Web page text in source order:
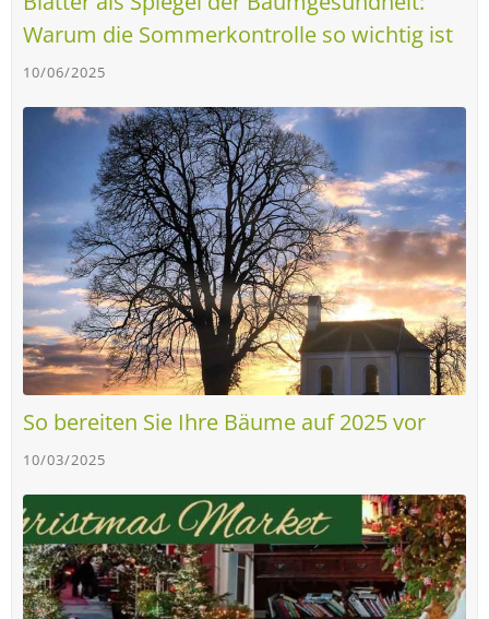
Warum die Sommerkontrolle so wichtig ist
10/06/2025
So bereiten Sie Ihre Bäume auf 2025 vor
10/03/2025